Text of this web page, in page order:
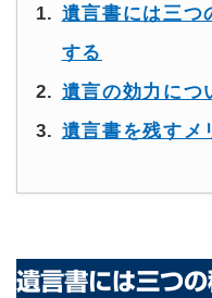
遺言書には三つ
する
遺言の効力につ
遺言書を残すメ
遺言書には三つ